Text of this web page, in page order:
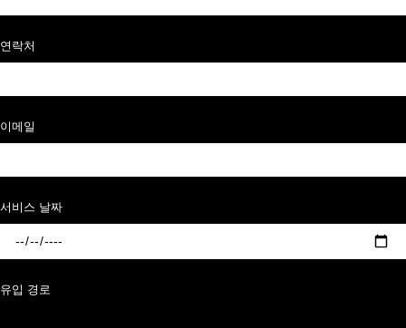
연락처
이메일
서비스 날짜
유입 경로